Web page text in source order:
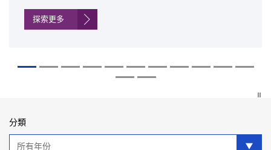
探索更多
探索更多
分類